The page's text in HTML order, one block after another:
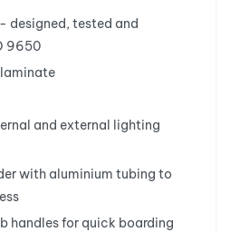
designed, tested and
9650
and external lighting
with aluminium tubing to
handles for quick boarding